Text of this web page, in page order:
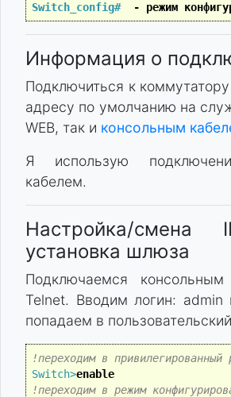
Switch_config#
- режим
Информация о
Подключиться к
адресу по умолчанию на
WEB, так и консольным
Я использую
кабелем.
Настройка/смена
установка шлюза
Подключаемся
Telnet. Вводим логин: admin
попадаем в
!переходим в привилегированный
Switch>enable
!переходим в режим